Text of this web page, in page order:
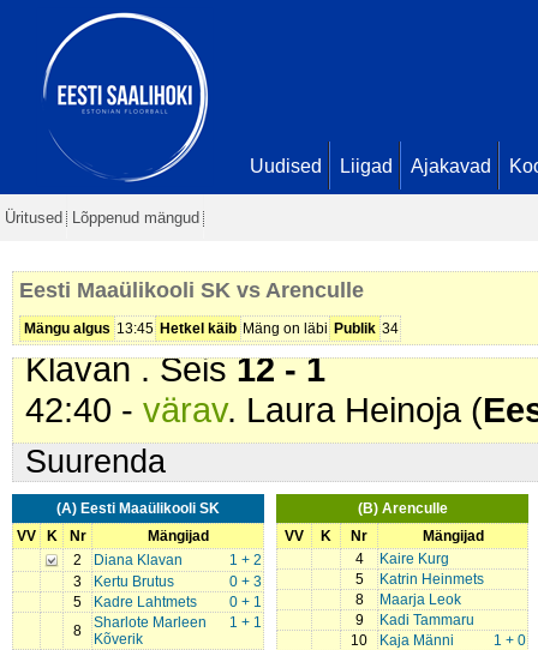
Uudised Liigad Ajakavad
Üritused Lõppenud mängud
Eesti Maaülikooli SK vs Arenculle
Mängu algus 13:45 Hetkel käib Mäng on läbi Publik 34
Marleen Kõverik. Seis
23:04 -värav
25:48 -värav
Puidak. Seis
10 - 0
30:14 -värav. Piret Puidak (
39:49 -värav. Kaja Männi (
40:52 -värav. Laura Heinoja (
Klavan . Seis12 - 1
42:40 - värav. Laura Heinoja (
Suurenda
(A) Eesti Maaülikooli SK
VV
K Nr
Mängijad
2
1 + 2
Diana Klavan
3
0 + 3
Kertu Brutus
5
0 + 1
Kadre Lahtmets
8
1 + 1
Sharlote Marleen
Kõverik
(B) Arenculle
VV
K Nr
Mängijad
4
Kaire Kurg
5
Katrin Heinmets
8
Maarja Leok
9
Kadi Tammaru
10
1 + 0
Kaja Männi